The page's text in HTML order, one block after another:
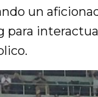
un
para